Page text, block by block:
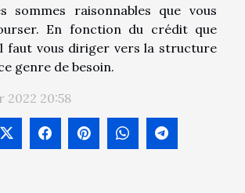
sommes raisonnables que vous
En fonction du crédit que
faut vous diriger vers la structure
genre de besoin.
2022 20:58